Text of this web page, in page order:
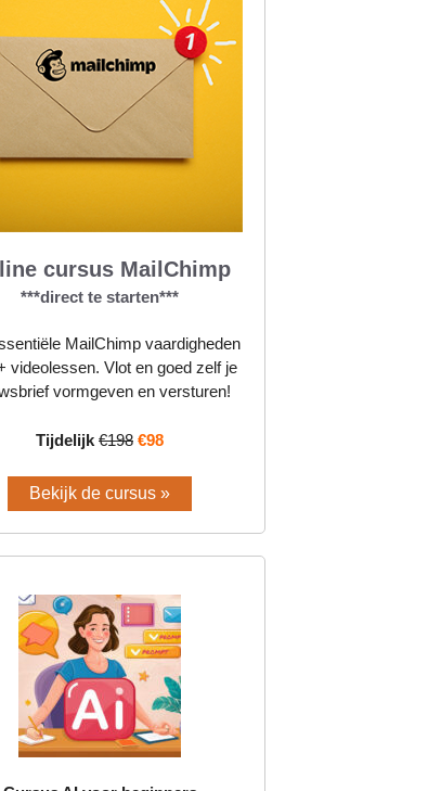
cursus MailChimp
***direct te starten***
MailChimp vaardigheden
videolessen. Vlot en goed zelf je
vormgeven en versturen!
Tijdelijk €198 €98
Bekijk de cursus »